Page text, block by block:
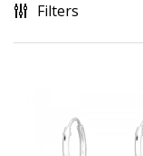
Filters